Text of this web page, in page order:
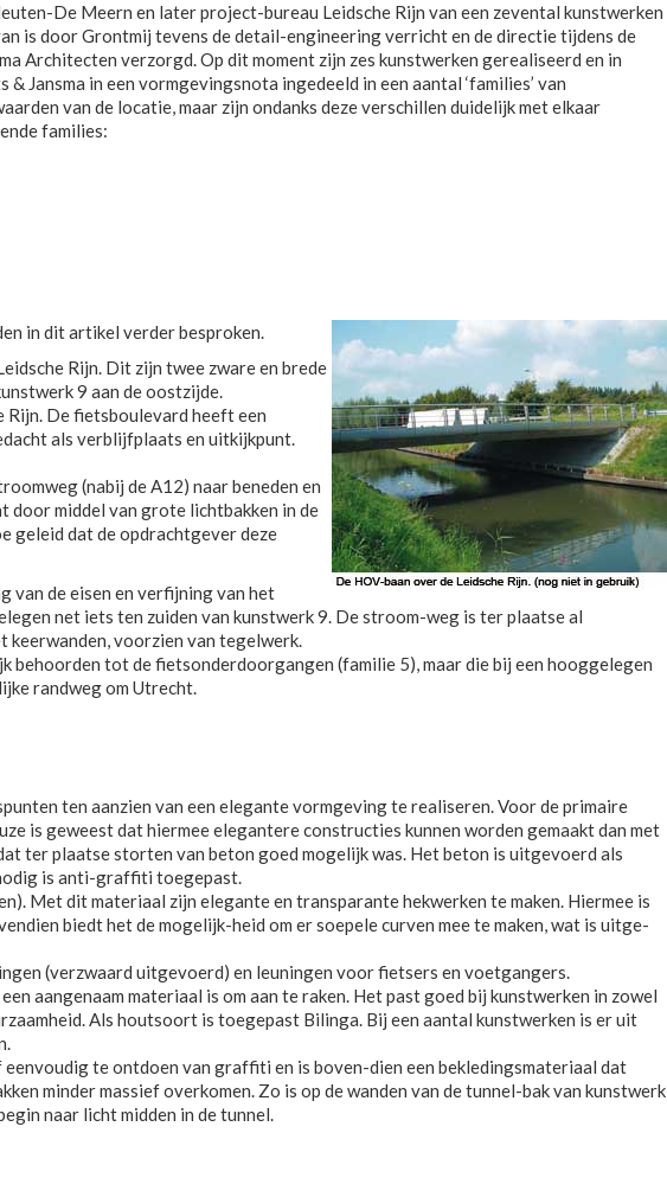
De Meern en later project-bureau Leidsche Rijn van een zevental kunstwerken
is door Grontmij tevens de detail-engineering verricht en de directie tijdens de
Architecten verzorgd. Op dit moment zijn zes kunstwerken gerealiseerd en in
Jansma in een vormgevingsnota ingedeeld in een aantal ‘families’ van
van de locatie, maar zijn ondanks deze verschillen duidelijk met elkaar
families:
in dit artikel verder besproken.
Rijn. Dit zijn twee zware en brede
9 aan de oostzijde.
Rijn. De fietsboulevard heeft een
als verblijfplaats en uitkijkpunt.
(nabij de A12) naar beneden en
door middel van grote lichtbakken in de
geleid dat de opdrachtgever deze
van de eisen en verfijning van het
net iets ten zuiden van kunstwerk 9. De stroom-weg is ter plaatse al
keerwanden, voorzien van tegelwerk.
tot de fietsonderdoorgangen (familie 5), maar die bij een hooggelegen
randweg om Utrecht.
ten aanzien van een elegante vormgeving te realiseren. Voor de primaire
is geweest dat hiermee elegantere constructies kunnen worden gemaakt dan met
ter plaatse storten van beton goed mogelijk was. Het beton is uitgevoerd als
is anti-graffiti toegepast.
Met dit materiaal zijn elegante en transparante hekwerken te maken. Hiermee is
biedt het de mogelijk-heid om er soepele curven mee te maken, wat is uitge-
(verzwaard uitgevoerd) en leuningen voor fietsers en voetgangers.
aangenaam materiaal is om aan te raken. Het past goed bij kunstwerken in zowel
Als houtsoort is toegepast Bilinga. Bij een aantal kunstwerken is er uit
te ontdoen van graffiti en is boven-dien een bekledingsmateriaal dat
minder massief overkomen. Zo is op de wanden van de tunnel-bak van kunstwerk
naar licht midden in de tunnel.